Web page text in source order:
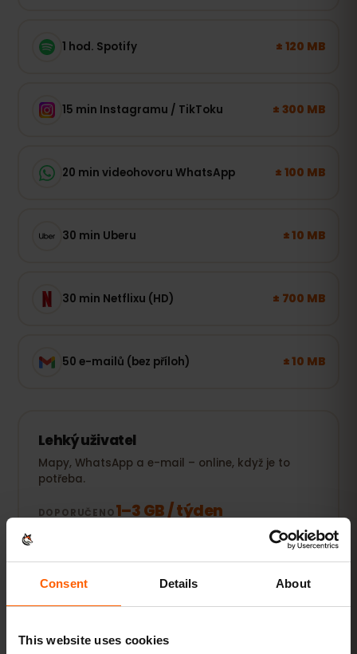
Consent Details About
This website uses cookies
1 hod. Spotify ± 120 MB
15 min Instagramu / TikToku ± 300 MB
20 min videohovoru WhatsApp ± 100 MB
30 min Uberu ± 10 MB
30 min Netflixu (HD) ± 700 MB
50 e-mailů (bez příloh) ± 10 MB
Lehký uživatel
Mapy, WhatsApp a e-mail – online, když je to
potřeba.
DOPORUČENO1–3 GB / týden
Navíc sociální sítě, streamování hudby a sdílení